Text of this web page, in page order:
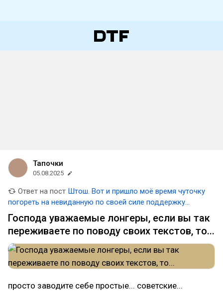
Тапочки
05.08.2025
Ответ на пост Штош. Вот и пришло моё время чуточку
погореть на невиданную по своей силе поддержку
«хороших» авторов DTF Филиппом Концаренко и
платформой, чьи достоинства и стабильность работы он
так рьяно защищает
Господа уважаемые лонгеры, если вы так
переживаете по поводу своих текстов, то...
просто заводите себе простые... советские...